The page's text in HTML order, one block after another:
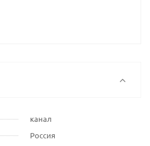
канал
Россия